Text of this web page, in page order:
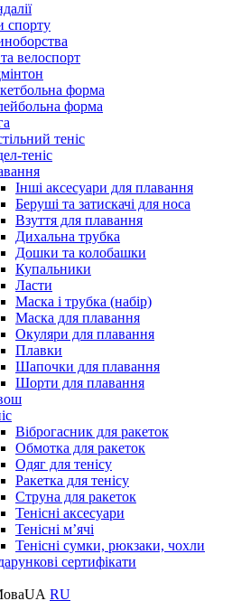
спорту
та велоспорт
форма
форма
теніс
теніс
Інші аксесуари для плавання
Беруші та затискачі для носа
Взуття для плавання
Дихальна трубка
Дошки та колобашки
Купальники
Ласти
Маска і трубка (набір)
Маска для плавання
Окуляри для плавання
Плавки
Шапочки для плавання
Шорти для плавання
Віброгасник для ракеток
Обмотка для ракеток
Одяг для тенісу
Ракетка для тенісу
Струна для ракеток
Тенісні аксесуари
Тенісні мʼячі
Тенісні сумки, рюкзаки, чохли
сертифікати
UA RU